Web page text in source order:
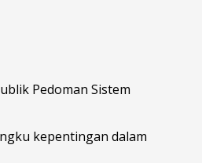
Pedoman Sistem
kepentingan dalam